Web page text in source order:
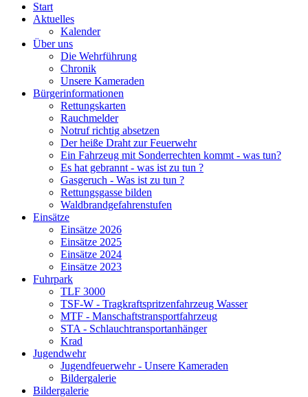
Start
Aktuelles
Kalender
Über uns
Die Wehrführung
Chronik
Unsere Kameraden
Bürgerinformationen
Rettungskarten
Rauchmelder
Notruf richtig absetzen
Der heiße Draht zur Feuerwehr
Ein Fahrzeug mit Sonderrechten kommt - was tun?
Es hat gebrannt - was ist zu tun ?
Gasgeruch - Was ist zu tun ?
Rettungsgasse bilden
Waldbrandgefahrenstufen
Einsätze
Einsätze 2026
Einsätze 2025
Einsätze 2024
Einsätze 2023
Fuhrpark
TLF 3000
TSF-W - Tragkraftspritzenfahrzeug Wasser
MTF - Manschaftstransportfahrzeug
STA - Schlauchtransportanhänger
Krad
Jugendwehr
Jugendfeuerwehr - Unsere Kameraden
Bildergalerie
Bildergalerie